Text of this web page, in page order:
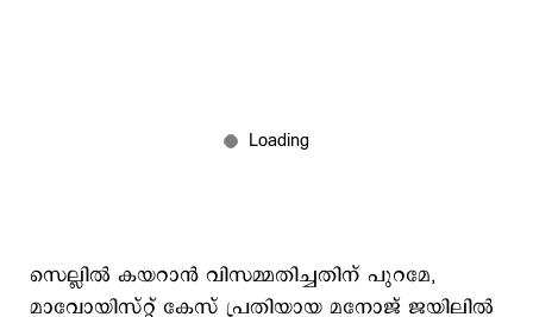
സെല്ലിൽ കയറാൻ വിസമ്മതിച്ചതിന് പുറമേ,
മാവോയിസ്റ്റ് കേസ് പ്രതിയായ മനോജ് ജയിലിൽ